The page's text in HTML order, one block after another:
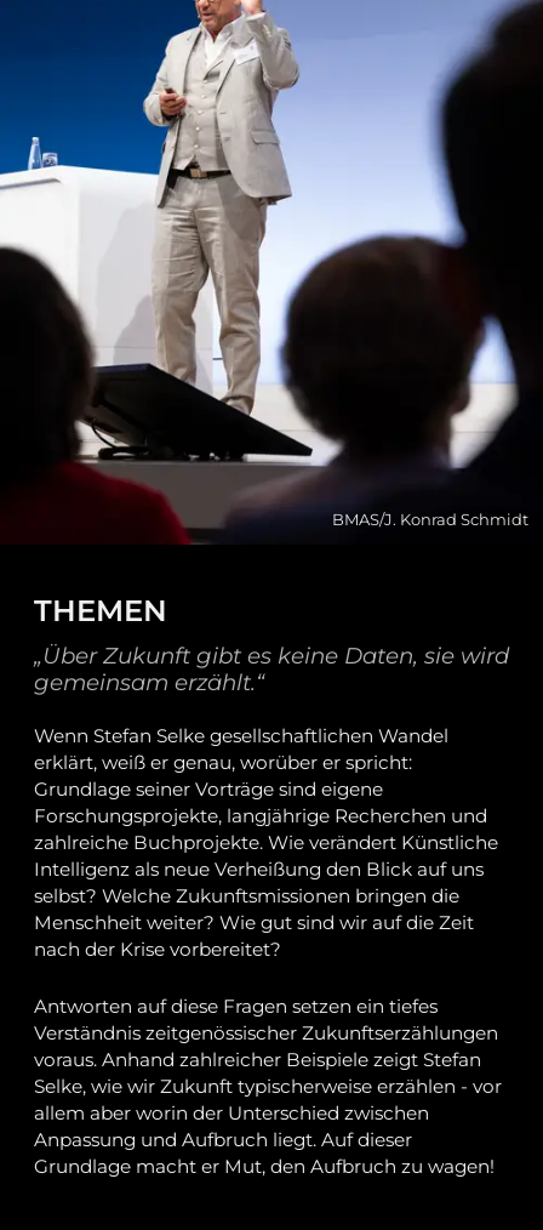
BMAS/J. Konrad Schmidt
THEMEN
„Über Zukunft gibt es keine Daten, sie wird
gemeinsam erzählt.“
Wenn Stefan Selke gesellschaftlichen Wandel
erklärt, weiß er genau, worüber er spricht:
Grundlage seiner Vorträge sind eigene
Forschungsprojekte, langjährige Recherchen und
zahlreiche Buchprojekte. Wie verändert Künstliche
Intelligenz als neue Verheißung den Blick auf uns
selbst? Welche Zukunftsmissionen bringen die
Menschheit weiter? Wie gut sind wir auf die Zeit
nach der Krise vorbereitet?
Antworten auf diese Fragen setzen ein tiefes
Verständnis zeitgenössischer Zukunftserzählungen
voraus. Anhand zahlreicher Beispiele zeigt Stefan
Selke, wie wir Zukunft typischerweise erzählen - vor
allem aber worin der Unterschied zwischen
Anpassung und Aufbruch liegt. Auf dieser
Grundlage macht er Mut, den Aufbruch zu wagen!